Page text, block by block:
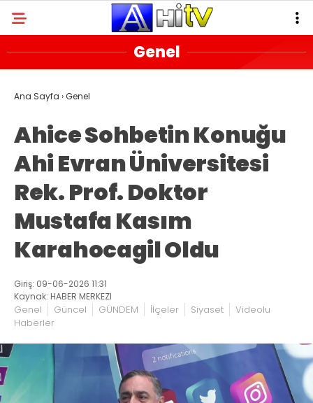
Genel
Ana Sayfa ›Genel
Ahice Sohbetin Konuğu
Ahi Evran Üniversitesi
Rek. Prof. Doktor
Mustafa Kasım
Karahocagil Oldu
Giriş: 09-06-2026 11:31
Kaynak: HABER MERKEZI
Genel Güncel GÜNDEM İlçeler Siyaset
Videolu
Haberler